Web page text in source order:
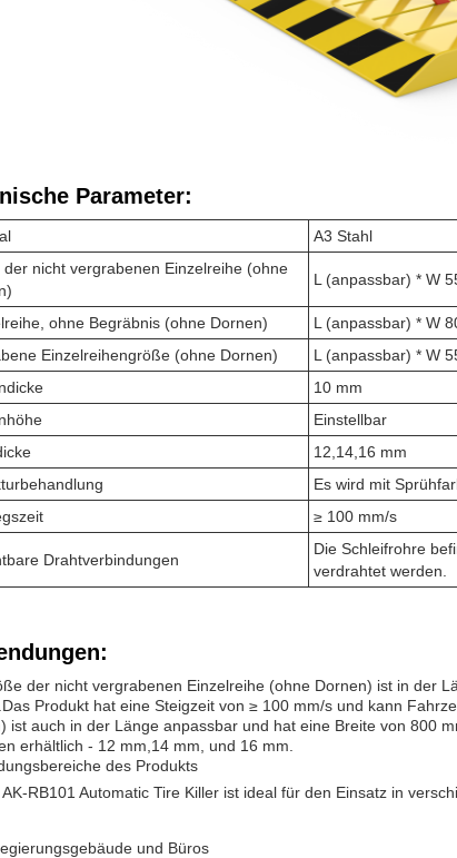
Parameter:
A3 Stahl
nicht vergrabenen Einzelreihe (ohne
L (anpassbar) * W
ohne Begräbnis (ohne Dornen)
L (anpassbar) * W
Einzelreihengröße (ohne Dornen)
L (anpassbar) * W
10 mm
Einstellbar
12,14,16 mm
Es wird mit
≥ 100 mm/s
Drahtverbindungen
Die Schleifrohre
verdrahtet werden.
der nicht vergrabenen Einzelreihe (ohne Dornen) ist in der
Produkt hat eine Steigzeit von ≥ 100 mm/s und kann
ist auch in der Länge anpassbar und hat eine Breite von 800
erhältlich - 12 mm,14 mm, und 16 mm.
des Produkts
AK-RB101 Automatic Tire Killer ist ideal für den Einsatz in
und Büros